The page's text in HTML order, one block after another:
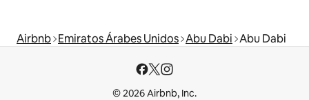
Airbnb Emiratos Árabes Unidos Abu Dabi Abu Dabi
© 2026 Airbnb, Inc.